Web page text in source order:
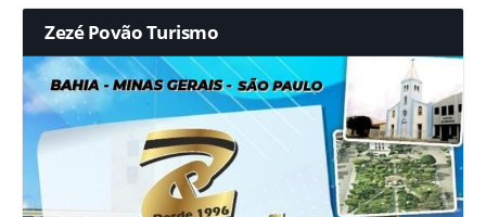
Zezé Povão Turismo